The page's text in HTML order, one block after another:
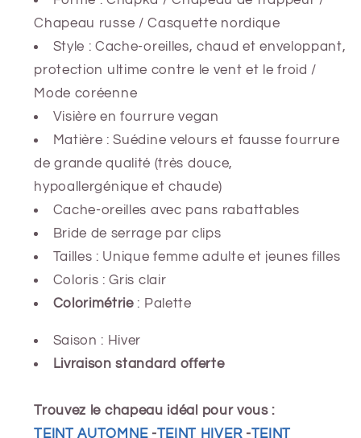
Chapeau russe / Casquette nordique
Style : Cache-oreilles, chaud et enveloppant,
protection ultime contre le vent et le froid /
Mode coréenne
Visière en fourrure vegan
Matière : Suédine velours et fausse fourrure
de grande qualité (très douce,
hypoallergénique et chaude)
Cache-oreilles avec pans rabattables
Bride de serrage par clips
Tailles : Unique femme adulte et jeunes filles
Coloris : Gris clair
Colorimétrie : Palette
Saison : Hiver
Livraison standard offerte
Trouvez le chapeau idéal pour vous :
TEINT AUTOMNE-TEINT HIVER-TEINT